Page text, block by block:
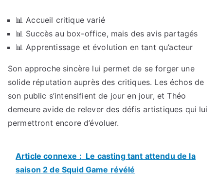
📊 Accueil critique varié
📊 Succès au box-office, mais des avis partagés
📊 Apprentissage et évolution en tant qu’acteur
Son approche sincère lui permet de se forger une
solide réputation auprès des critiques. Les échos de
son public s’intensifient de jour en jour, et Théo
demeure avide de relever des défis artistiques qui lui
permettront encore d’évoluer.
Article connexe : Le casting tant attendu de la
saison 2 de Squid Game révélé